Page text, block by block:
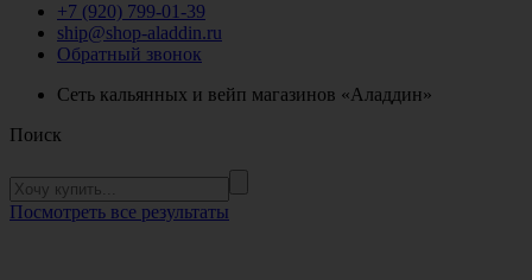
+7 (920) 799-01-39
ship@shop-aladdin.ru
Обратный звонок
Сеть кальянных и вейп магазинов «Аладдин»
Поиск
Посмотреть все результаты